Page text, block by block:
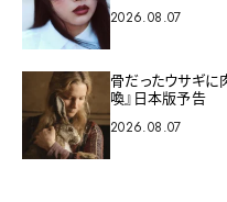
2026.08.07
骨だったウサギに
喚』日本版予告
2026.08.07